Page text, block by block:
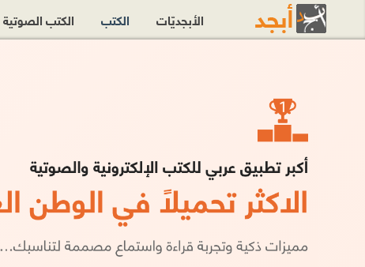
الأبجديّات الكتب الكتب الصوتية